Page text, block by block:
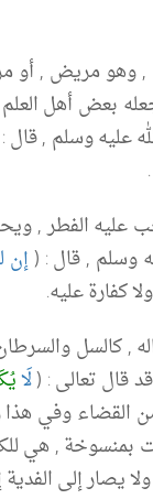
مريض , أو
بعض أهل
عليه وسلم ,
الفطر ,
وسلم , قال : (إن
كفارة عليه.
, كالسل
قال تعالى : (لَا
القضاء وفي هذا
بمنسوخة , هي
يصار إلى